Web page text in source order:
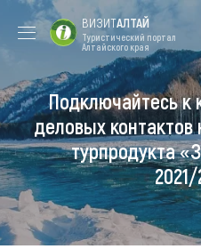
Форум VISIT
ALTAI
Цветение
маральника
Туры
Где побывать
Чем заняться
ВИЗИТАЛТАЙ
Туристический портал
Алтайского края
Подключайтесь к
деловых
турпродукта